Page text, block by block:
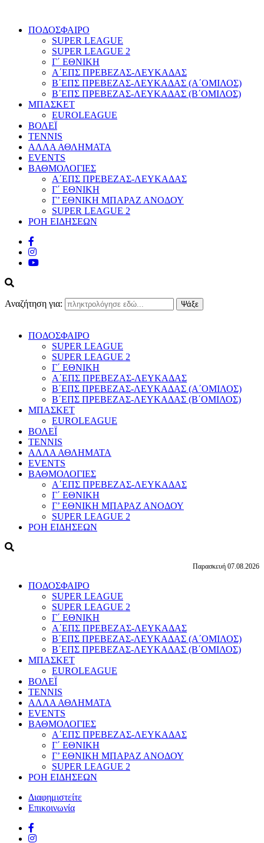
ΠΟΔΟΣΦΑΙΡΟ
SUPER LEAGUE
SUPER LEAGUE 2
Γ΄ ΕΘΝΙΚΗ
Α΄ΕΠΣ ΠΡΕΒΕΖΑΣ-ΛΕΥΚΑΔΑΣ
Β΄ΕΠΣ ΠΡΕΒΕΖΑΣ-ΛΕΥΚΑΔΑΣ (Α΄ΟΜΙΛΟΣ)
Β΄ΕΠΣ ΠΡΕΒΕΖΑΣ-ΛΕΥΚΑΔΑΣ (Β΄ΟΜΙΛΟΣ)
ΜΠΑΣΚΕΤ
EUROLEAGUE
ΒΟΛΕΪ
TENNIS
ΑΛΛΑ ΑΘΛΗΜΑΤΑ
EVENTS
ΒΑΘΜΟΛΟΓΙΕΣ
Α΄ΕΠΣ ΠΡΕΒΕΖΑΣ-ΛΕΥΚΑΔΑΣ
Γ΄ ΕΘΝΙΚΗ
Γ’ ΕΘΝΙΚΗ ΜΠΑΡΑΖ ΑΝΟΔΟΥ
SUPER LEAGUE 2
ΡΟΗ ΕΙΔΗΣΕΩΝ
Αναζήτηση για:
ΠΟΔΟΣΦΑΙΡΟ
SUPER LEAGUE
SUPER LEAGUE 2
Γ΄ ΕΘΝΙΚΗ
Α΄ΕΠΣ ΠΡΕΒΕΖΑΣ-ΛΕΥΚΑΔΑΣ
Β΄ΕΠΣ ΠΡΕΒΕΖΑΣ-ΛΕΥΚΑΔΑΣ (Α΄ΟΜΙΛΟΣ)
Β΄ΕΠΣ ΠΡΕΒΕΖΑΣ-ΛΕΥΚΑΔΑΣ (Β΄ΟΜΙΛΟΣ)
ΜΠΑΣΚΕΤ
EUROLEAGUE
ΒΟΛΕΪ
TENNIS
ΑΛΛΑ ΑΘΛΗΜΑΤΑ
EVENTS
ΒΑΘΜΟΛΟΓΙΕΣ
Α΄ΕΠΣ ΠΡΕΒΕΖΑΣ-ΛΕΥΚΑΔΑΣ
Γ΄ ΕΘΝΙΚΗ
Γ’ ΕΘΝΙΚΗ ΜΠΑΡΑΖ ΑΝΟΔΟΥ
SUPER LEAGUE 2
ΡΟΗ ΕΙΔΗΣΕΩΝ
Παρασκευή 07.08.2026
ΠΟΔΟΣΦΑΙΡΟ
SUPER LEAGUE
SUPER LEAGUE 2
Γ΄ ΕΘΝΙΚΗ
Α΄ΕΠΣ ΠΡΕΒΕΖΑΣ-ΛΕΥΚΑΔΑΣ
Β΄ΕΠΣ ΠΡΕΒΕΖΑΣ-ΛΕΥΚΑΔΑΣ (Α΄ΟΜΙΛΟΣ)
Β΄ΕΠΣ ΠΡΕΒΕΖΑΣ-ΛΕΥΚΑΔΑΣ (Β΄ΟΜΙΛΟΣ)
ΜΠΑΣΚΕΤ
EUROLEAGUE
ΒΟΛΕΪ
TENNIS
ΑΛΛΑ ΑΘΛΗΜΑΤΑ
EVENTS
ΒΑΘΜΟΛΟΓΙΕΣ
Α΄ΕΠΣ ΠΡΕΒΕΖΑΣ-ΛΕΥΚΑΔΑΣ
Γ΄ ΕΘΝΙΚΗ
Γ’ ΕΘΝΙΚΗ ΜΠΑΡΑΖ ΑΝΟΔΟΥ
SUPER LEAGUE 2
ΡΟΗ ΕΙΔΗΣΕΩΝ
Διαφημιστείτε
Επικοινωνία